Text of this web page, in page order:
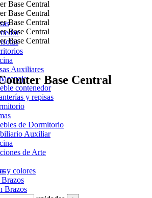
Auxiliares
contenedor
y repisas
de Dormitorio
Auxiliar
de Arte
Brazos
Brazos
Base Central
y colores